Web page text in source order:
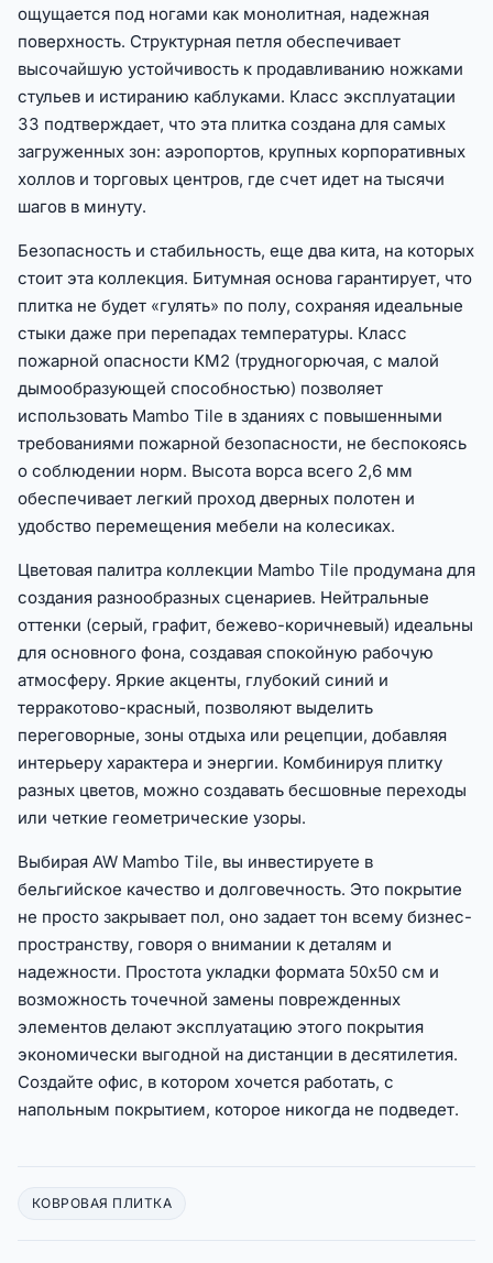
ощущается под ногами как монолитная, надежная
поверхность. Структурная петля обеспечивает
высочайшую устойчивость к продавливанию ножками
стульев и истиранию каблуками. Класс эксплуатации
33 подтверждает, что эта плитка создана для самых
загруженных зон: аэропортов, крупных корпоративных
холлов и торговых центров, где счет идет на тысячи
шагов в минуту.
Безопасность и стабильность, еще два кита, на которых
стоит эта коллекция. Битумная основа гарантирует, что
плитка не будет «гулять» по полу, сохраняя идеальные
стыки даже при перепадах температуры. Класс
пожарной опасности КМ2 (трудногорючая, с малой
дымообразующей способностью) позволяет
использовать Mambo Tile в зданиях с повышенными
требованиями пожарной безопасности, не беспокоясь
о соблюдении норм. Высота ворса всего 2,6 мм
обеспечивает легкий проход дверных полотен и
удобство перемещения мебели на колесиках.
Цветовая палитра коллекции Mambo Tile продумана для
создания разнообразных сценариев. Нейтральные
оттенки (серый, графит, бежево-коричневый) идеальны
для основного фона, создавая спокойную рабочую
атмосферу. Яркие акценты, глубокий синий и
терракотово-красный, позволяют выделить
переговорные, зоны отдыха или рецепции, добавляя
интерьеру характера и энергии. Комбинируя плитку
разных цветов, можно создавать бесшовные переходы
или четкие геометрические узоры.
Выбирая AW Mambo Tile, вы инвестируете в
бельгийское качество и долговечность. Это покрытие
не просто закрывает пол, оно задает тон всему бизнес-
пространству, говоря о внимании к деталям и
надежности. Простота укладки формата 50х50 см и
возможность точечной замены поврежденных
элементов делают эксплуатацию этого покрытия
экономически выгодной на дистанции в десятилетия.
Создайте офис, в котором хочется работать, с
напольным покрытием, которое никогда не подведет.
КОВРОВАЯ ПЛИТКА